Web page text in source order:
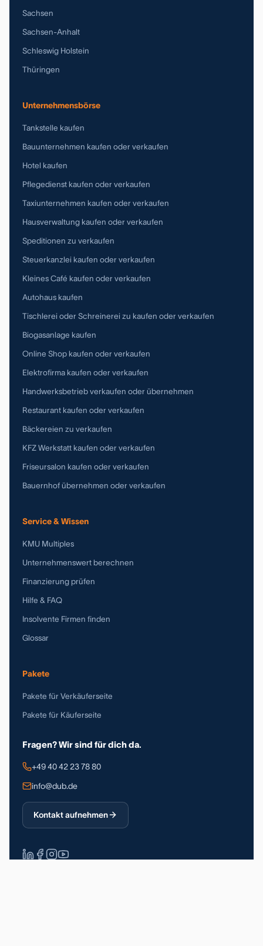
Sachsen
Sachsen-Anhalt
Schleswig Holstein
Thüringen
Unternehmensbörse
Tankstelle kaufen
Bauunternehmen kaufen oder verkaufen
Hotel kaufen
Pflegedienst kaufen oder verkaufen
Taxiunternehmen kaufen oder verkaufen
Hausverwaltung kaufen oder verkaufen
Speditionen zu verkaufen
Steuerkanzlei kaufen oder verkaufen
Kleines Café kaufen oder verkaufen
Autohaus kaufen
Tischlerei oder Schreinerei zu kaufen oder verkaufen
Biogasanlage kaufen
Online Shop kaufen oder verkaufen
Elektrofirma kaufen oder verkaufen
Handwerksbetrieb verkaufen oder übernehmen
Restaurant kaufen oder verkaufen
Bäckereien zu verkaufen
KFZ Werkstatt kaufen oder verkaufen
Friseursalon kaufen oder verkaufen
Bauernhof übernehmen oder verkaufen
Service & Wissen
KMU Multiples
Unternehmenswert berechnen
Finanzierung prüfen
Hilfe & FAQ
Insolvente Firmen finden
Glossar
Pakete
Pakete für Verkäuferseite
Pakete für Käuferseite
Fragen? Wir sind für dich da.
+49 40 42 23 78 80
info@dub.de
Kontakt aufnehmen